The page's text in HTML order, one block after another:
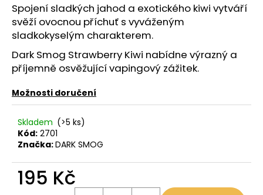
Spojení sladkých jahod a exotického kiwi vytváří
svěží ovocnou příchuť s vyváženým
sladkokyselým charakterem.
Dark Smog Strawberry Kiwi nabídne výrazný a
příjemně osvěžující vapingový zážitek.
Možnosti doručení
Skladem (>5 ks)
Kód: 2701
Značka:DARK SMOG
195 Kč
D
o
p
o
r
u
č
u
m